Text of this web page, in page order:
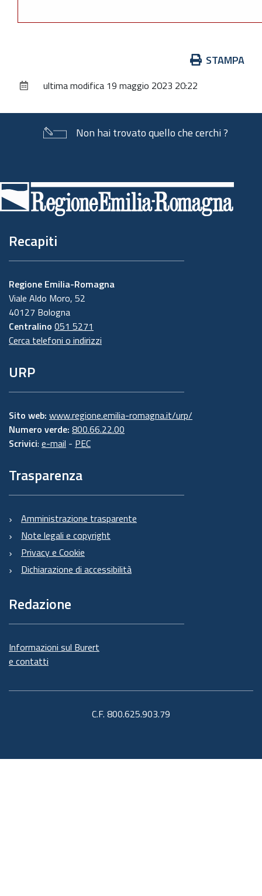
documento
STAMPA
ultima modifica 19 maggio 2023 20:22
Non hai trovato quello che cerchi ?
di
pagina
Recapiti
Regione Emilia-Romagna
Viale Aldo Moro, 52
40127 Bologna
Centralino 051 5271
Cerca telefoni o indirizzi
URP
Sito web: www.regione.emilia-romagna.it/urp/
Numero verde: 800.66.22.00
Scrivici: e-mail - PEC
Trasparenza
Amministrazione trasparente
Note legali e copyright
Privacy e Cookie
Dichiarazione di accessibilità
Redazione
Informazioni sul Burert
e contatti
C.F. 800.625.903.79